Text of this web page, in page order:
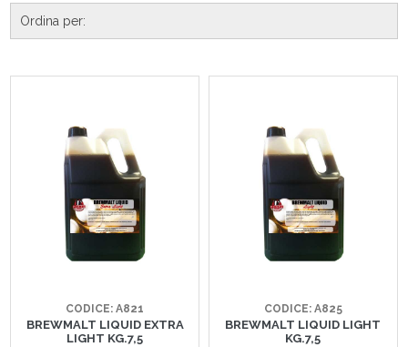
CODICE: A821
BREWMALT LIQUID EXTRA
LIGHT KG.7,5
CODICE: A825
BREWMALT LIQUID LIGHT
KG.7,5